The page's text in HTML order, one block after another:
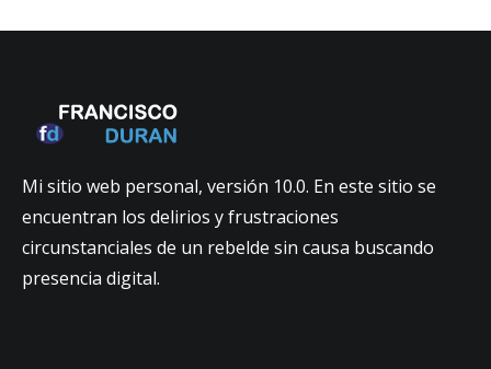
Mi sitio web personal, versión 10.0. En este sitio se
encuentran los delirios y frustraciones
circunstanciales de un rebelde sin causa buscando
presencia digital.